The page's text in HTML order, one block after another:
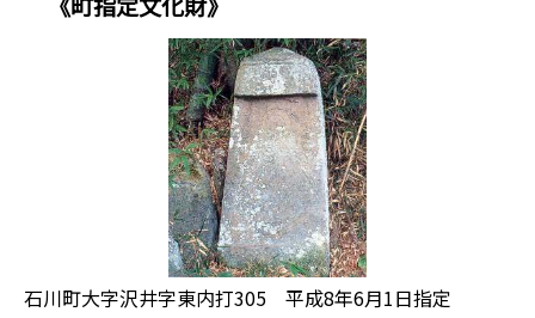
石川町大字沢井字東内打305 平成8年6月1日指定